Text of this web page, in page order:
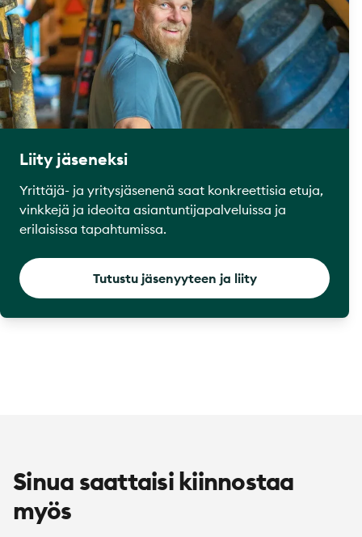
Liity jäseneksi
Yrittäjä- ja yritysjäsenenä saat konkreettisia etuja,
vinkkejä ja ideoita asiantuntijapalveluissa ja
erilaisissa tapahtumissa.
Tutustu jäsenyyteen ja liity
Sinua saattaisi kiinnostaa
myös